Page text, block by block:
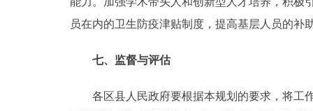
员在内的卫生防疫津贴制度，提高基层人员的
七、监督与评估
各区县人民政府要根据本规划的要求，将工作